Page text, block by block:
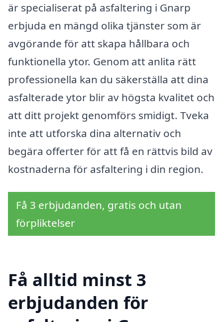
är specialiserat på asfaltering i Gnarp
erbjuda en mängd olika tjänster som är
avgörande för att skapa hållbara och
funktionella ytor. Genom att anlita rätt
professionella kan du säkerställa att dina
asfalterade ytor blir av högsta kvalitet och
att ditt projekt genomförs smidigt. Tveka
inte att utforska dina alternativ och
begära offerter för att få en rättvis bild av
kostnaderna för asfaltering i din region.
Få 3 erbjudanden, gratis och utan
förpliktelser
Få alltid minst 3
erbjudanden för